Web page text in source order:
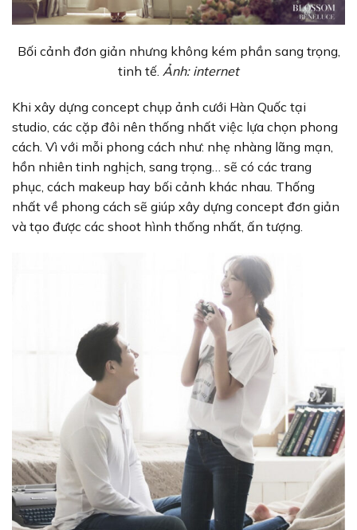
Bối cảnh đơn giản nhưng không kém phần sang trọng,
tinh tế. Ảnh: internet
Khi xây dựng concept chụp ảnh cưới Hàn Quốc tại
studio, các cặp đôi nên thống nhất việc lựa chọn phong
cách. Vì với mỗi phong cách như: nhẹ nhàng lãng mạn,
hồn nhiên tinh nghịch, sang trọng… sẽ có các trang
phục, cách makeup hay bối cảnh khác nhau. Thống
nhất về phong cách sẽ giúp xây dựng concept đơn giản
và tạo được các shoot hình thống nhất, ấn tượng.